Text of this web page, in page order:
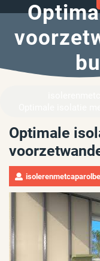
Optimale
isolerenmetcaparolbe